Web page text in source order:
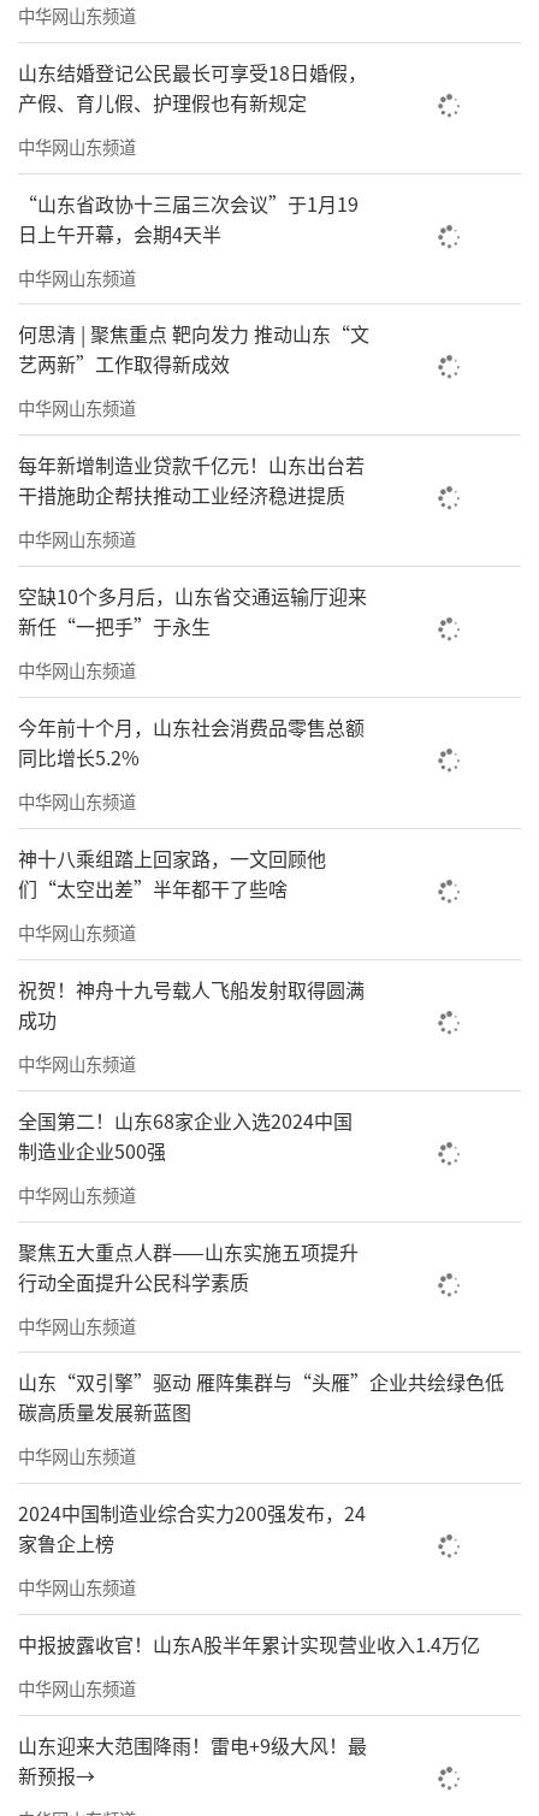
（来源：新华财经）
责任编辑：袁少帅
中华网山东频道
山东结婚登记公民最长可享受18日婚假，
产假、育儿假、护理假也有新规定
中华网山东频道
“山东省政协十三届三次会议”于1月19
日上午开幕，会期4天半
中华网山东频道
何思清 | 聚焦重点 靶向发力 推动山东“文
艺两新”工作取得新成效
中华网山东频道
每年新增制造业贷款千亿元！山东出台若
干措施助企帮扶推动工业经济稳进提质
中华网山东频道
空缺10个多月后，山东省交通运输厅迎来
新任“一把手”于永生
中华网山东频道
今年前十个月，山东社会消费品零售总额
同比增长5.2%
中华网山东频道
神十八乘组踏上回家路，一文回顾他
们“太空出差”半年都干了些啥
中华网山东频道
祝贺！神舟十九号载人飞船发射取得圆满
成功
中华网山东频道
全国第二！山东68家企业入选2024中国
制造业企业500强
中华网山东频道
聚焦五大重点人群——山东实施五项提升
行动全面提升公民科学素质
中华网山东频道
山东“双引擎”驱动 雁阵集群与“头雁”企业共绘绿色低
碳高质量发展新蓝图
中华网山东频道
2024中国制造业综合实力200强发布，24
家鲁企上榜
中华网山东频道
中报披露收官！山东A股半年累计实现营业收入1.4万亿
中华网山东频道
山东迎来大范围降雨！雷电+9级大风！最
新预报→